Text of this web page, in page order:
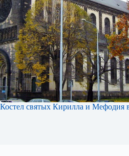
Костел святых Кирилла и Мефодия